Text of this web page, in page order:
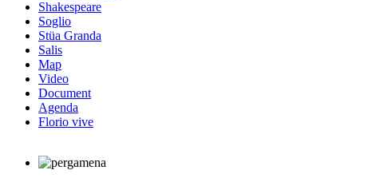
Shakespeare
Soglio
Stüa Granda
Salis
Map
Video
Document
Agenda
Florio vive